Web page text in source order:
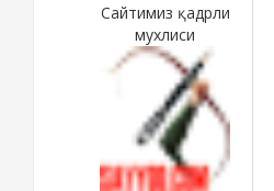
Сайтимиз қадрли
мухлиси